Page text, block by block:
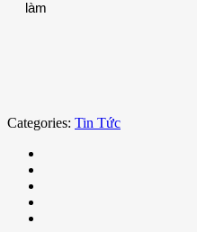
làm
Categories: Tin Tức